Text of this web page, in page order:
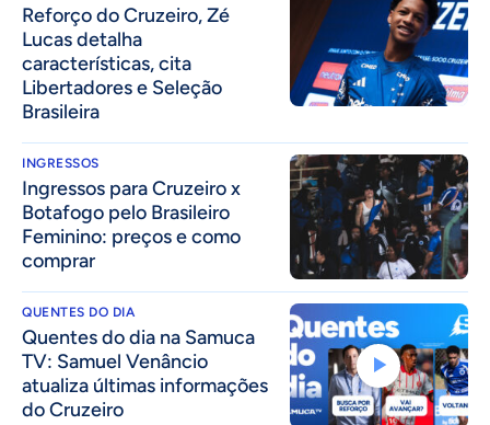
⁠Reforço do Cruzeiro, Zé
Lucas detalha
características, cita
Libertadores e Seleção
Brasileira
INGRESSOS
Ingressos para Cruzeiro x
Botafogo pelo Brasileiro
Feminino: preços e como
comprar
QUENTES DO DIA
Quentes do dia na Samuca
TV: Samuel Venâncio
atualiza últimas informações
do Cruzeiro